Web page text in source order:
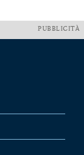
PUBBLICITÀ